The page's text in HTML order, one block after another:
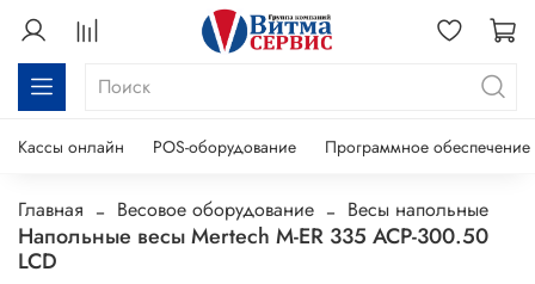
Кассы онлайн POS-оборудование Программное обеспечение
Главная Весовое оборудование Весы напольные
Напольные весы Mertech M-ER 335 ACP-300.50
LCD